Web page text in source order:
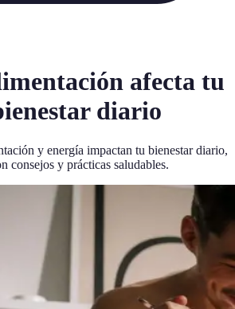
afecta tu
diario
y energía impactan tu bienestar diario,
consejos y prácticas saludables.